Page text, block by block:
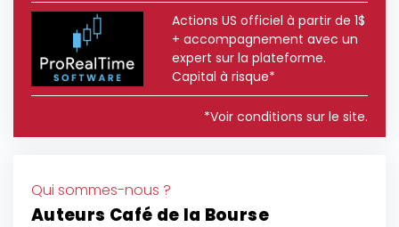
Actions US officiel à partir de 1$
+ accompagnement avec un
expert sur la plateforme.
Capital à risque*
*Voir conditions sur le site.
Qui sommes-nous ?
Auteurs Café de la Bourse